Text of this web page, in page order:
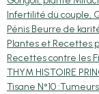
Infertilité du couple,
Pénis Beurre de
Plantes et Recettes
Recettes contre les
THYM HISTOIRE
Tisane N°10